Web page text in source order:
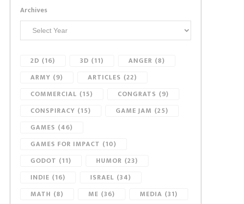
Archives
2D (16) 3D (11) ANGER (8)
ARMY (9) ARTICLES (22)
COMMERCIAL (15) CONGRATS (9)
CONSPIRACY (15) GAME JAM (25)
GAMES (46)
GAMES FOR IMPACT (10)
GODOT (11) HUMOR (23)
INDIE (16) ISRAEL (34)
MATH (8) ME (36) MEDIA (31)